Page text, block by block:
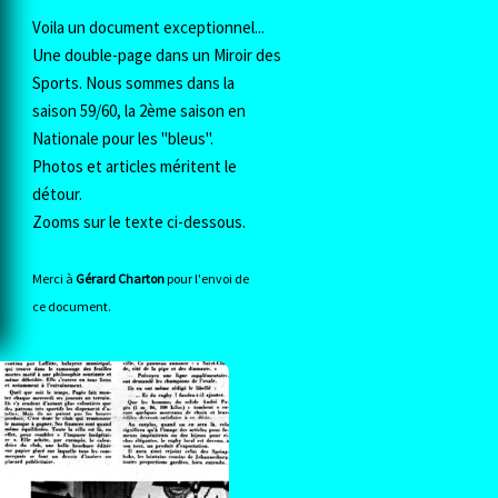
Voila un document exceptionnel...
Une double-page dans un Miroir des
Sports. Nous sommes dans la
saison 59/60, la 2ème saison en
Nationale pour les "bleus".
Photos et articles méritent le
détour.
Zooms sur le texte ci-dessous.
Merci à Gérard Chartonpour l'envoi de
ce document.